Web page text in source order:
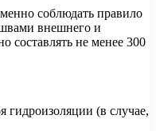
соблюдать правило
внешнего и
составлять не менее 300
гидроизоляции (в случае,